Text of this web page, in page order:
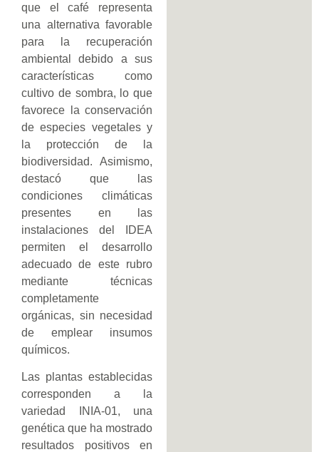
que el café representa
una alternativa favorable
para la recuperación
ambiental debido a sus
características como
cultivo de sombra, lo que
favorece la conservación
de especies vegetales y
la protección de la
biodiversidad. Asimismo,
destacó que las
condiciones climáticas
presentes en las
instalaciones del IDEA
permiten el desarrollo
adecuado de este rubro
mediante técnicas
completamente
orgánicas, sin necesidad
de emplear insumos
químicos.
Las plantas establecidas
corresponden a la
variedad INIA-01, una
genética que ha mostrado
resultados positivos en